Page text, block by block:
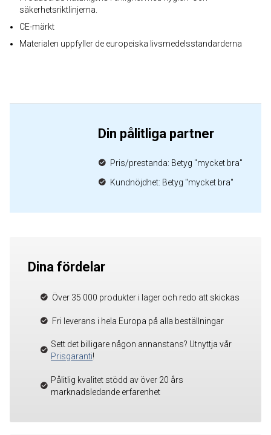
säkerhetsriktlinjerna.
CE-märkt
Materialen uppfyller de europeiska livsmedelsstandarderna
Din pålitliga partner
Pris/prestanda: Betyg "mycket bra"
Kundnöjdhet: Betyg "mycket bra"
Dina fördelar
Över 35 000 produkter i lager och redo att skickas
Fri leverans i hela Europa på alla beställningar
Sett det billigare någon annanstans? Utnyttja vår
Prisgaranti!
Pålitlig kvalitet stödd av över 20 års
marknadsledande erfarenhet